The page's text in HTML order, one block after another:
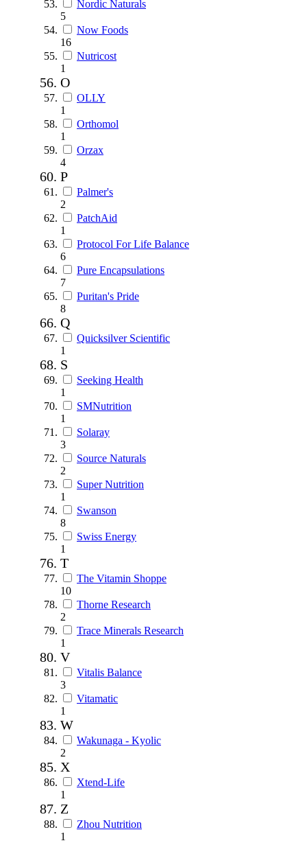
Nordic Naturals
5
Now Foods
16
Nutricost
1
O
OLLY
1
Orthomol
1
Orzax
4
P
Palmer's
2
PatchAid
1
Protocol For Life Balance
6
Pure Encapsulations
7
Puritan's Pride
8
Q
Quicksilver Scientific
1
S
Seeking Health
1
SMNutrition
1
Solaray
3
Source Naturals
2
Super Nutrition
1
Swanson
8
Swiss Energy
1
T
The Vitamin Shoppe
10
Thorne Research
2
Trace Minerals Research
1
V
Vitalis Balance
3
Vitamatic
1
W
Wakunaga - Kyolic
2
X
Xtend-Life
1
Z
Zhou Nutrition
1